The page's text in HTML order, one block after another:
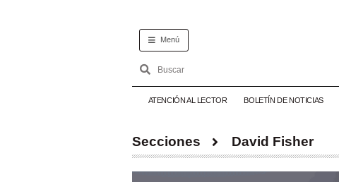
Menú
ATENCIÓN AL LECTOR BOLETÍN DE NOTICIAS
Secciones David Fisher